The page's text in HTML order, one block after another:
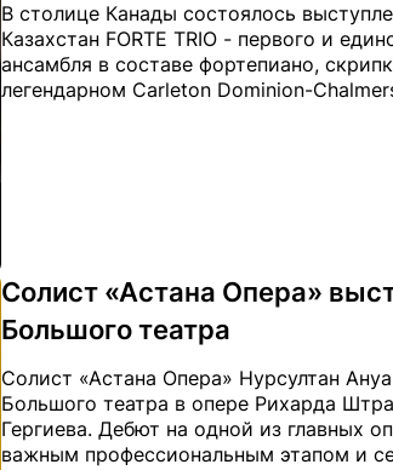
В столице Канады состоялось
Казахстан FORTE TRIO - первого и
ансамбля в составе фортепиано,
легендарном Carleton Dominion-
Солист «Астана Опера»
Большого театра
Солист «Астана Опера» Нурсултан
Большого театра в опере Рихарда
Гергиева. Дебют на одной из главных
важным профессиональным этапом и